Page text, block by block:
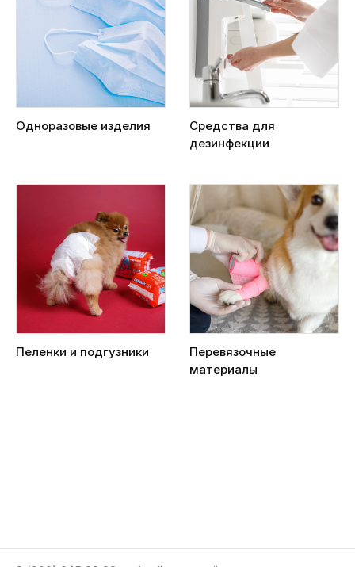
Одноразовые изделия
Средства для
дезинфекции
Пеленки и подгузники
Перевязочные
материалы